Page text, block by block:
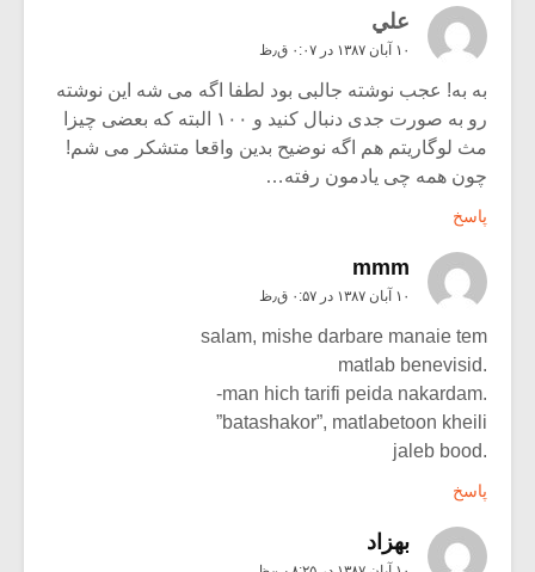
علي
۱۰ آبان ۱۳۸۷ در ۰:۰۷ ق٫ظ
به به! عجب نوشته جالبی بود لطفا اگه می شه این نوشته
رو به صورت جدی دنبال کنید و ۱۰۰ البته که بعضی چیزا
مث لوگاریتم هم اگه نوضیح بدین واقعا متشکر می شم!
چون همه چی یادمون رفته…
mmm
۱۰ آبان ۱۳۸۷ در ۰:۵۷ ق٫ظ
salam, mishe darbare manaie tem
batashakor”, matlabetoon kheili”
بهزاد